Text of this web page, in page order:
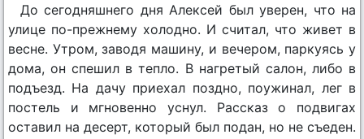
До сегодняшнего дня Алексей был уверен, что на
улице по-прежнему холодно. И считал, что живет в
весне. Утром, заводя машину, и вечером, паркуясь у
дома, он спешил в тепло. В нагретый салон, либо в
подъезд. На дачу приехал поздно, поужинал, лег в
постель и мгновенно уснул. Рассказ о подвигах
оставил на десерт, который был подан, но не съеден.